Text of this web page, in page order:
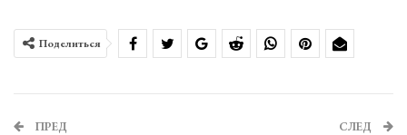
Поделиться
ПРЕД СЛЕД